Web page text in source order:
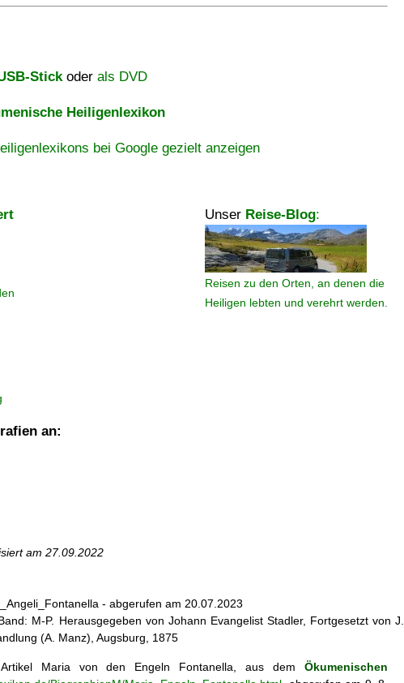
Stickoder als DVD
Heiligenlexikon
bei Google gezielt anzeigen
Unser Reise-Blog:
Reisen zu den Orten, an denen die
Heiligen lebten und verehrt werden.
an:
am 27.09.2022
- abgerufen am 20.07.2023
M-P. Herausgegeben von Johann Evangelist Stadler, Fortgesetzt von J.
(A. Manz), Augsburg, 1875
Maria von den Engeln Fontanella, aus demÖkumenischen